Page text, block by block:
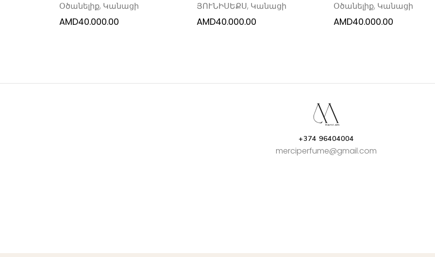
Օծանելիք, Կանացի
AMD40.000.00
ՅՈՒՆԻՍԵՔՍ, Կանացի
AMD40.000.00
Օծանելիք, Կանացի
AMD40.000.00
+374 96404004
merciperfume@gmail.com